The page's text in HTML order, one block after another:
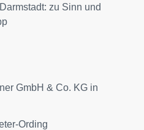
zu Sinn und
GmbH & Co. KG in
Ording